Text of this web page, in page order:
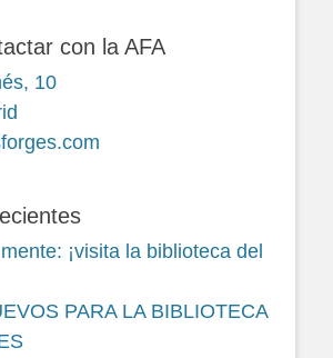
con la AFA
10
¡visita la biblioteca del
PARA LA BIBLIOTECA